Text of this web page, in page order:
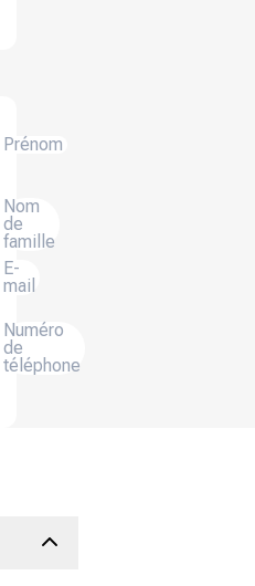
Prénom
Nom
de
famille
E-
mail
Numéro
de
téléphone